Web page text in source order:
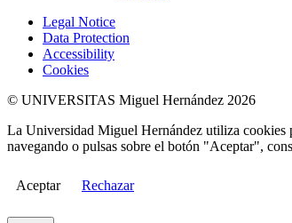
Legal Notice
Data Protection
Accessibility
Cookies
© UNIVERSITAS Miguel Hernández 2026
La Universidad Miguel Hernández utiliza cookies
navegando o pulsas sobre el botón "Aceptar",
Aceptar Rechazar